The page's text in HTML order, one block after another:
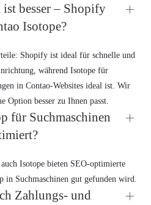
ist besser – Shopify
Isotope?
Shopify ist ideal für schnelle und
während Isotope für
in Contao-Websites ideal ist. Wir
Option besser zu Ihnen passt.
für Suchmaschinen
Isotope bieten SEO-optimierte
in Suchmaschinen gut gefunden wird.
Zahlungs- und